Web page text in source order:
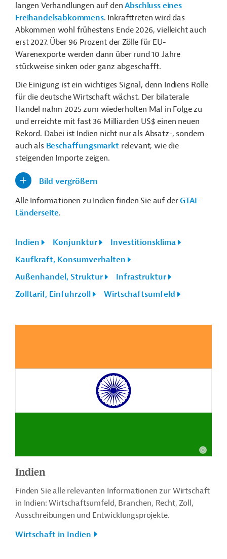
langen Verhandlungen auf denAbschluss eines
Freihandelsabkommens. Inkrafttreten wird das
Abkommen wohl frühestens Ende 2026, vielleicht auch
erst 2027. Über 96 Prozent der Zölle für EU-
Warenexporte werden dann über rund 10 Jahre
stückweise sinken oder ganz abgeschafft.
Die Einigung ist ein wichtiges Signal, denn Indiens Rolle
für die deutsche Wirtschaft wächst. Der bilaterale
Handel nahm 2025 zum wiederholten Mal in Folge zu
und erreichte mit fast 36 Milliarden US$ einen neuen
Rekord. Dabei ist Indien nicht nur als Absatz-, sondern
auch als Beschaffungsmarkt relevant, wie die
steigenden Importe zeigen.
Bild vergrößern
Alle Informationen zu Indien finden Sie auf derGTAI-
Länderseite.
Indien Konjunktur
Investitionsklima
Kaufkraft, Konsumverhalten
Außenhandel, Struktur
Infrastruktur
Zolltarif, Einfuhrzoll
Wirtschaftsumfeld
Indien
Finden Sie alle relevanten Informationen zur Wirtschaft
in Indien: Wirtschaftsumfeld, Branchen, Recht, Zoll,
Ausschreibungen und Entwicklungsprojekte.
Wirtschaft in Indien